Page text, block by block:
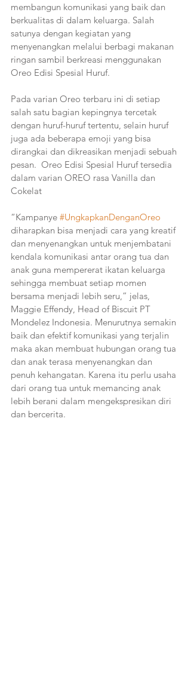
membangun komunikasi yang baik dan
berkualitas di dalam keluarga. Salah
satunya dengan kegiatan yang
menyenangkan melalui berbagi makanan
ringan sambil berkreasi menggunakan
Oreo Edisi Spesial Huruf.
Pada varian Oreo terbaru ini di setiap
salah satu bagian kepingnya tercetak
dengan huruf-huruf tertentu, selain huruf
juga ada beberapa emoji yang bisa
dirangkai dan dikreasikan menjadi sebuah
pesan.  Oreo Edisi Spesial Huruf tersedia
dalam varian OREO rasa Vanilla dan
Cokelat
“Kampanye #UngkapkanDenganOreo
diharapkan bisa menjadi cara yang kreatif
dan menyenangkan untuk menjembatani
kendala komunikasi antar orang tua dan
anak guna mempererat ikatan keluarga
sehingga membuat setiap momen
bersama menjadi lebih seru,” jelas,
Maggie Effendy, Head of Biscuit PT
Mondelez Indonesia. Menurutnya semakin
baik dan efektif komunikasi yang terjalin
maka akan membuat hubungan orang tua
dan anak terasa menyenangkan dan
penuh kehangatan. Karena itu perlu usaha
dari orang tua untuk memancing anak
lebih berani dalam mengekspresikan diri
dan bercerita.